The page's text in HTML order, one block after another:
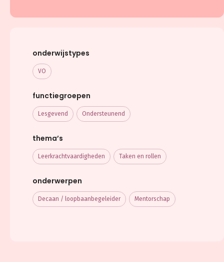
onderwijstypes
VO
functiegroepen
Lesgevend Ondersteunend
thema’s
Leerkracht­vaardigheden Taken en rollen
onderwerpen
Decaan / loopbaanbegeleider Mentorschap